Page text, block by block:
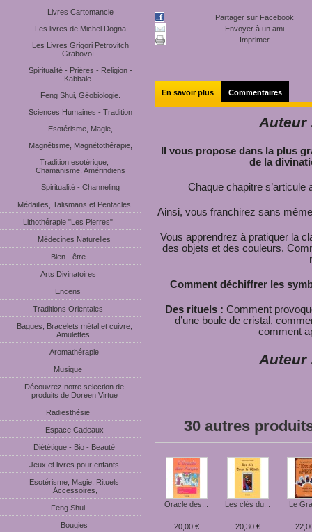
Livres Cartomancie
Les livres de Michel Dogna
Les Livres Grigori Petrovitch
Grabovoï -
Spiritualité - Prières - Religion -
Kabbale...
Feng Shui, Géobiologie.
Sciences Humaines - Tradition
Esotérisme, Magie,
Magnétisme, Magnétothérapie,
Tradition esotérique,
Chamanisme, Amérindiens
Spiritualité - Channeling
Médailles, Talismans et Pentacles
Lithothérapie "Les Pierres"
Médecines Naturelles
Bien - être
Arts Divinatoires
Encens
Traditions Orientales
Bagues, Bracelets métal et cuivre,
Amulettes.
Aromathérapie
Musique
Découvrez notre selection de
produits de Doreen Virtue
Radiesthésie
Espace Cadeaux
Diététique - Bio - Beauté
Jeux et livres pour enfants
Esotérisme, Magie, Rituels
,Accessoires,
Feng Shui
Bougies
Partager sur Facebook
Envoyer à un ami
Imprimer
En savoir plus Commentaires
Auteur
Il vous propose dans la plus
de la
Chaque chapitre
Ainsi, vous franchirez sans
Vous apprendrez à pratiquer la
des objets et des couleurs.
Comment déchiffrer les
Des rituels : Comment
d’une boule de cristal,
comment
Auteur
30 autres
Oracle des...
20,00 €
Les clés du...
20,30 €
Le